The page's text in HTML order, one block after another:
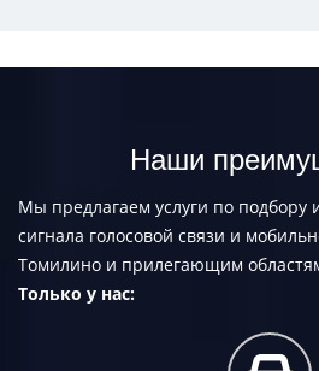
Наши
Мы предлагаем услуги по подбору
сигнала голосовой связи и
Томилино и прилегающим
Только у нас: